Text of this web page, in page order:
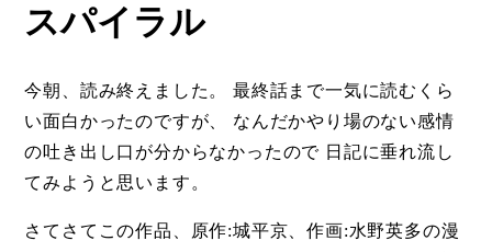
スパイラル
今朝、読み終えました。 最終話まで一気に読むくら
い面白かったのですが、 なんだかやり場のない感情
の吐き出し口が分からなかったので 日記に垂れ流し
てみようと思います。
さてさてこの作品、原作:城平京、作画:水野英多の漫